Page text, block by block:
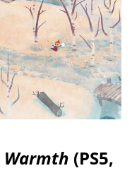
Warmth (PS5,